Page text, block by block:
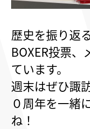
歴史を振り返
BOXER投票、
ています。
週末はぜひ諏
０周年を一緒
ね！